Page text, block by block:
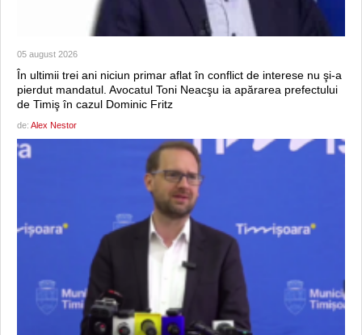
05 august 2026
În ultimii trei ani niciun primar aflat în conflict de interese nu şi-a
pierdut mandatul. Avocatul Toni Neacşu ia apărarea prefectului
de Timiş în cazul Dominic Fritz
de: Alex Nestor